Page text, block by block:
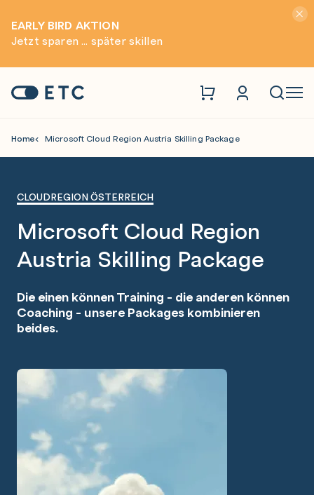
EARLY BIRD AKTION
Jetzt sparen ... später skillen
Startseite: ETC
Home Microsoft Cloud Region Austria Skilling Package
CLOUDREGION ÖSTERREICH
Microsoft Cloud Region
Austria Skilling Package
Die einen können Training - die anderen können
Coaching - unsere Packages kombinieren
beides.